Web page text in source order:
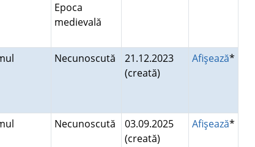
Epoca
medievală
Necunoscută
21.12.2023
(creată)
Afişează*
Necunoscută
03.09.2025
(creată)
Afişează*